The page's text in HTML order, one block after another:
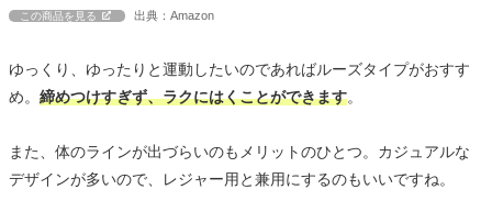
この商品を見る 出典：Amazon
ゆっくり、ゆったりと運動したいのであればルーズタイプがおすす
め。 締めつけすぎず、ラクにはくことができます。
また、体のラインが出づらいのもメリットのひとつ。カジュアルな
デザインが多いので、レジャー用と兼用にするのもいいですね。